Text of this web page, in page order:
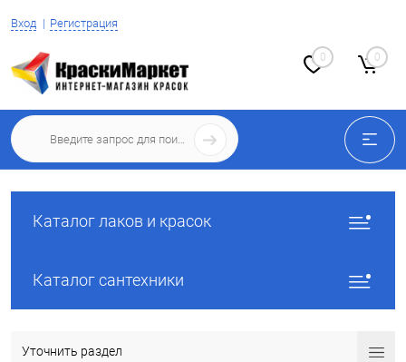
Вход Регистрация
0 0
Каталог лаков и красок
Каталог сантехники
Уточнить раздел